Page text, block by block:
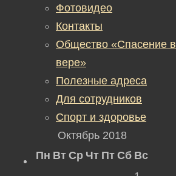
Фотовидео
Контакты
Общество «Спасение в
вере»
Полезные адреса
Для сотрудников
Спорт и здоровье
Октябрь 2018
Пн Вт Ср Чт Пт Сб Вс